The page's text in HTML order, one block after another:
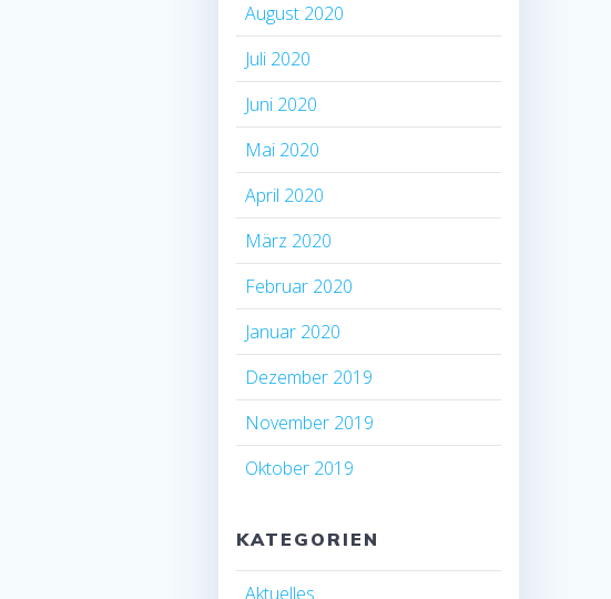
August 2020
Juli 2020
Juni 2020
Mai 2020
April 2020
März 2020
Februar 2020
Januar 2020
Dezember 2019
November 2019
Oktober 2019
KATEGORIEN
Aktuelles